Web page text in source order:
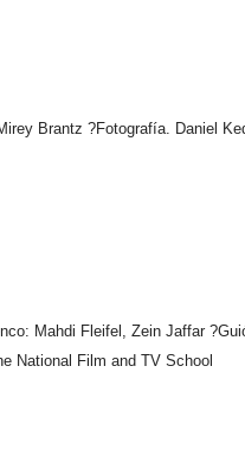
Brantz ?Fotografía. Daniel
Mahdi Fleifel, Zein Jaffar
National Film and TV School